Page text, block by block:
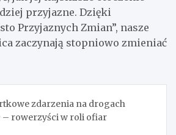
przyjazne. Dzięki
Przyjaznych Zmian”, nasze
zaczynają stopniowo zmieniać
zdarzenia na drogach
– rowerzyści w roli ofiar